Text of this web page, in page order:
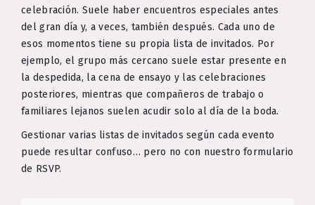
celebración. Suele haber encuentros especiales antes
del gran día y, a veces, también después. Cada uno de
esos momentos tiene su propia lista de invitados. Por
ejemplo, el grupo más cercano suele estar presente en
la despedida, la cena de ensayo y las celebraciones
posteriores, mientras que compañeros de trabajo o
familiares lejanos suelen acudir solo al día de la boda.
Gestionar varias listas de invitados según cada evento
puede resultar confuso… pero no con nuestro formulario
de RSVP.